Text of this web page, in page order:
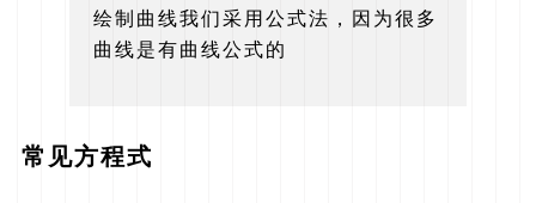
绘制曲线我们采用公式法，因为很多
曲线是有曲线公式的
常见方程式